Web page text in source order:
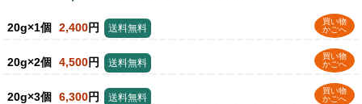
20g×1個 2,400円
買い物
かごへ
送料無料
20g×2個 4,500円
買い物
かごへ
送料無料
20g×3個 6,300円
買い物
かごへ
送料無料